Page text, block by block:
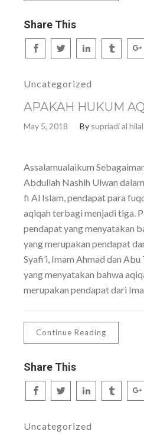
Share This
Uncategorized
APAKAH HUKUM
May 5, 2018 By supriadi al hilal
Assalamualaikum
Abdullah Nashih Ulwan
fi Al Islam, pendapat para
aqiqah terbagi menjadi tiga.
pendapat yang menyatakan
yang merupakan pendapat
Syafi’i, Imam Ahmad dan
yang menyatakan bahwa
merupakan pendapat dari
Continue Reading
Share This
Uncategorized